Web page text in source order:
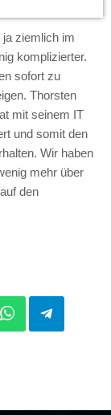
ziemlich im
komplizierter.
sofort zu
Thorsten
mit seinem IT
und somit den
Wir haben
mehr über
den